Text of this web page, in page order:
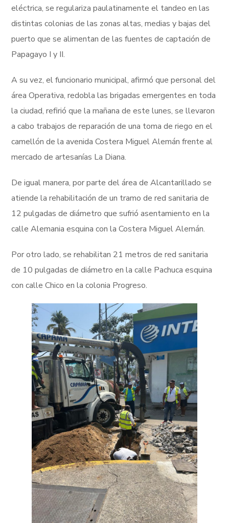
eléctrica, se regulariza paulatinamente el tandeo en las
distintas colonias de las zonas altas, medias y bajas del
puerto que se alimentan de las fuentes de captación de
Papagayo I y II.
A su vez, el funcionario municipal, afirmó que personal del
área Operativa, redobla las brigadas emergentes en toda
la ciudad, refirió que la mañana de este lunes, se llevaron
a cabo trabajos de reparación de una toma de riego en el
camellón de la avenida Costera Miguel Alemán frente al
mercado de artesanías La Diana.
De igual manera, por parte del área de Alcantarillado se
atiende la rehabilitación de un tramo de red sanitaria de
12 pulgadas de diámetro que sufrió asentamiento en la
calle Alemania esquina con la Costera Miguel Alemán.
Por otro lado, se rehabilitan 21 metros de red sanitaria
de 10 pulgadas de diámetro en la calle Pachuca esquina
con calle Chico en la colonia Progreso.